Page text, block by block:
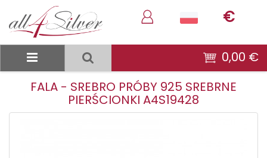
€
0,00 €
FALA - SREBRO PRÓBY 925 SREBRNE
PIERŚCIONKI A4S19428